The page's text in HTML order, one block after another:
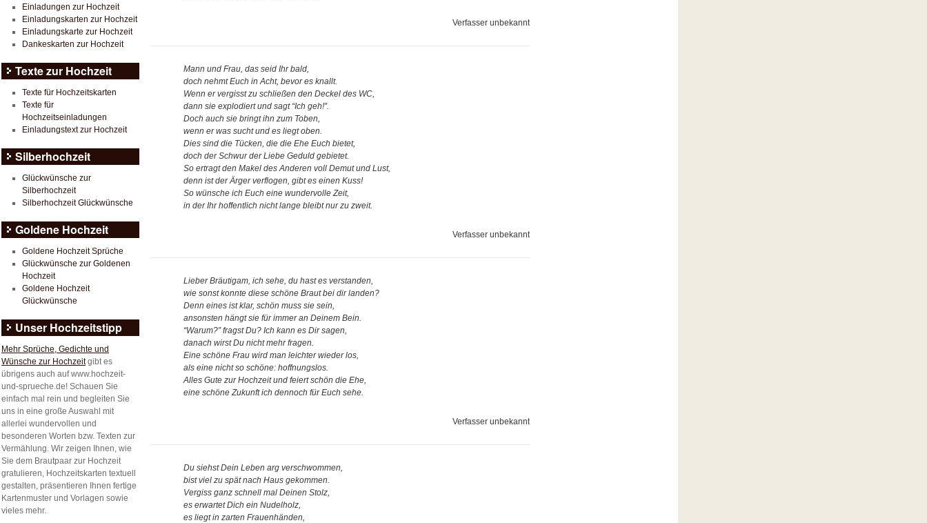
Verfasser unbekannt
Mann und Frau, das seid Ihr bald,
doch nehmt Euch in Acht, bevor es knallt.
Wenn er vergisst zu schließen den Deckel des WC,
dann sie explodiert und sagt “Ich geh!”.
Doch auch sie bringt ihn zum Toben,
wenn er was sucht und es liegt oben.
Dies sind die Tücken, die die Ehe Euch bietet,
doch der Schwur der Liebe Geduld gebietet.
So ertragt den Makel des Anderen voll Demut und Lust,
denn ist der Ärger verflogen, gibt es einen Kuss!
So wünsche ich Euch eine wundervolle Zeit,
in der Ihr hoffentlich nicht lange bleibt nur zu zweit.
Verfasser unbekannt
Lieber Bräutigam, ich sehe, du hast es verstanden,
wie sonst konnte diese schöne Braut bei dir landen?
Denn eines ist klar, schön muss sie sein,
ansonsten hängt sie für immer an Deinem Bein.
“Warum?” fragst Du? Ich kann es Dir sagen,
danach wirst Du nicht mehr fragen.
Eine schöne Frau wird man leichter wieder los,
als eine nicht so schöne: hoffnungslos.
Alles Gute zur Hochzeit und feiert schön die Ehe,
eine schöne Zukunft ich dennoch für Euch sehe.
Verfasser unbekannt
Du siehst Dein Leben arg verschwommen,
bist viel zu spät nach Haus gekommen.
Vergiss ganz schnell mal Deinen Stolz,
es erwartet Dich ein Nudelholz,
es liegt in zarten Frauenhänden,
Einladungen zur Hochzeit
Einladungskarten zur Hochzeit
Einladungskarte zur Hochzeit
Dankeskarten zur Hochzeit
Texte zur Hochzeit
Texte für Hochzeitskarten
Texte für
Hochzeitseinladungen
Einladungstext zur Hochzeit
Silberhochzeit
Glückwünsche zur
Silberhochzeit
Silberhochzeit Glückwünsche
Goldene Hochzeit
Goldene Hochzeit Sprüche
Glückwünsche zur Goldenen
Hochzeit
Goldene Hochzeit
Glückwünsche
Unser Hochzeitstipp
Mehr Sprüche, Gedichte und
Wünsche zur Hochzeitgibt es
übrigens auch auf www.hochzeit-
und-sprueche.de! Schauen Sie
einfach mal rein und begleiten Sie
uns in eine große Auswahl mit
allerlei wundervollen und
besonderen Worten bzw. Texten zur
Vermählung. Wir zeigen Ihnen, wie
Sie dem Brautpaar zur Hochzeit
gratulieren, Hochzeitskarten textuell
gestalten, präsentieren Ihnen fertige
Kartenmuster und Vorlagen sowie
vieles mehr.